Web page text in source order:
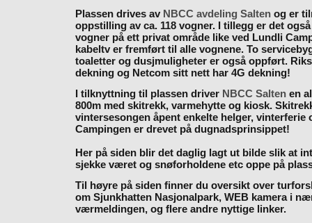
Plassen drives av NBCC avdeling Saltenog er
oppstilling av ca. 118 vogner. I tillegg er det
vogner på ett privat område like ved Lundli
kabeltv er fremført til alle vognene. To
toaletter og dusjmuligheter er også oppført.
dekning og Netcom sitt nett har 4G dekning!
I tilknyttning til plassen driver NBCC Saltenen
800m med skitrekk, varmehytte og kiosk.
vintersesongen åpent enkelte helger, vinterferie
Campingen er drevet på dugnadsprinsippet!
Her på siden blir det daglig lagt ut bilde slik at
sjekke været og snøforholdene etc oppe på
Til høyre på siden finner du oversikt over
om Sjunkhatten Nasjonalpark, WEB kamera i
værmeldingen, og flere andre nyttige linker.